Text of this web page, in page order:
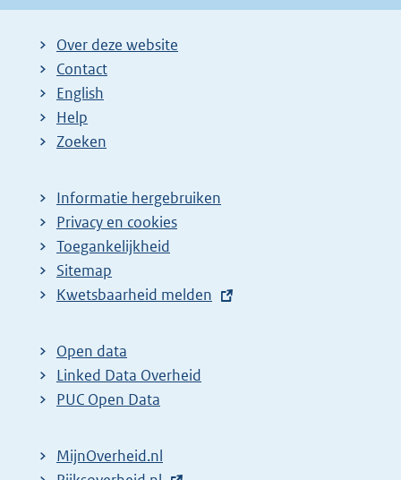
Over deze website
Contact
English
Help
Zoeken
Informatie hergebruiken
Privacy en cookies
Toegankelijkheid
Sitemap
E
t
e
r
l
Kwetsbaarheid melden
Open data
Linked Data Overheid
PUC Open Data
MijnOverheid.nl